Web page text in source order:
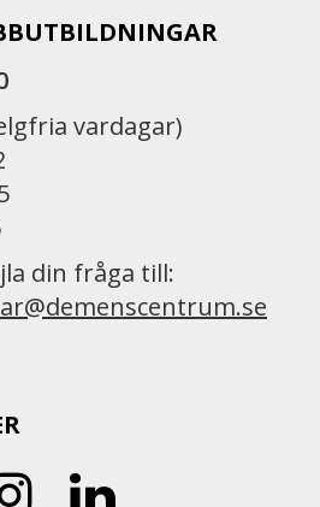
vardagar)
din fråga till: